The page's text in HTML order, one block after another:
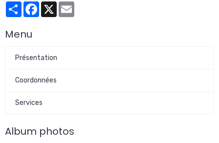
PartagerFacebook
X
Menu
Présentation
Coordonnées
Services
Album photos